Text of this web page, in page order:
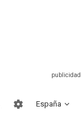
España